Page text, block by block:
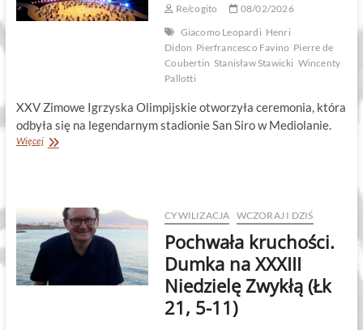
niego
Re/cogito
08/02/2026
Giacomo Leopardi Henri
Didon Pierfrancesco Favino Pierre de
Coubertin Stanisław Stawicki Wincenty
Pallotti
XXV Zimowe Igrzyska Olimpijskie otworzyła ceremonia, która
odbyła się na legendarnym stadionie San Siro w Mediolanie.
WięcejAby
CYWILIZACJA WCZORAJ I DZIŚ
Pochwała kruchości.
Dumka na XXXIII
Niedzielę Zwykłą (Łk
21, 5-11)